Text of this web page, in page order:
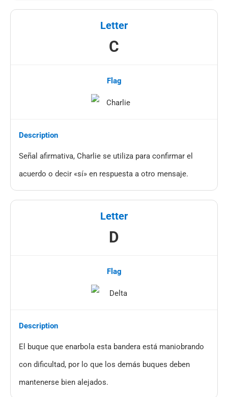
C
Señal afirmativa, Charlie se utiliza para confirmar el
acuerdo o decir «sí» en respuesta a otro mensaje.
D
El buque que enarbola esta bandera está maniobrando
con dificultad, por lo que los demás buques deben
mantenerse bien alejados.